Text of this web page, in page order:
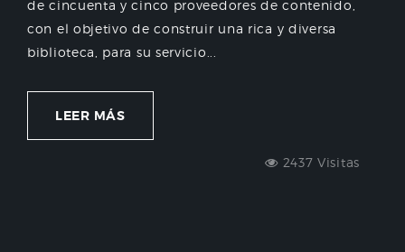
de cincuenta y cinco proveedores de contenido,
con el objetivo de construir una rica y diversa
biblioteca, para su servicio...
LEER MÁS
2437 Visitas